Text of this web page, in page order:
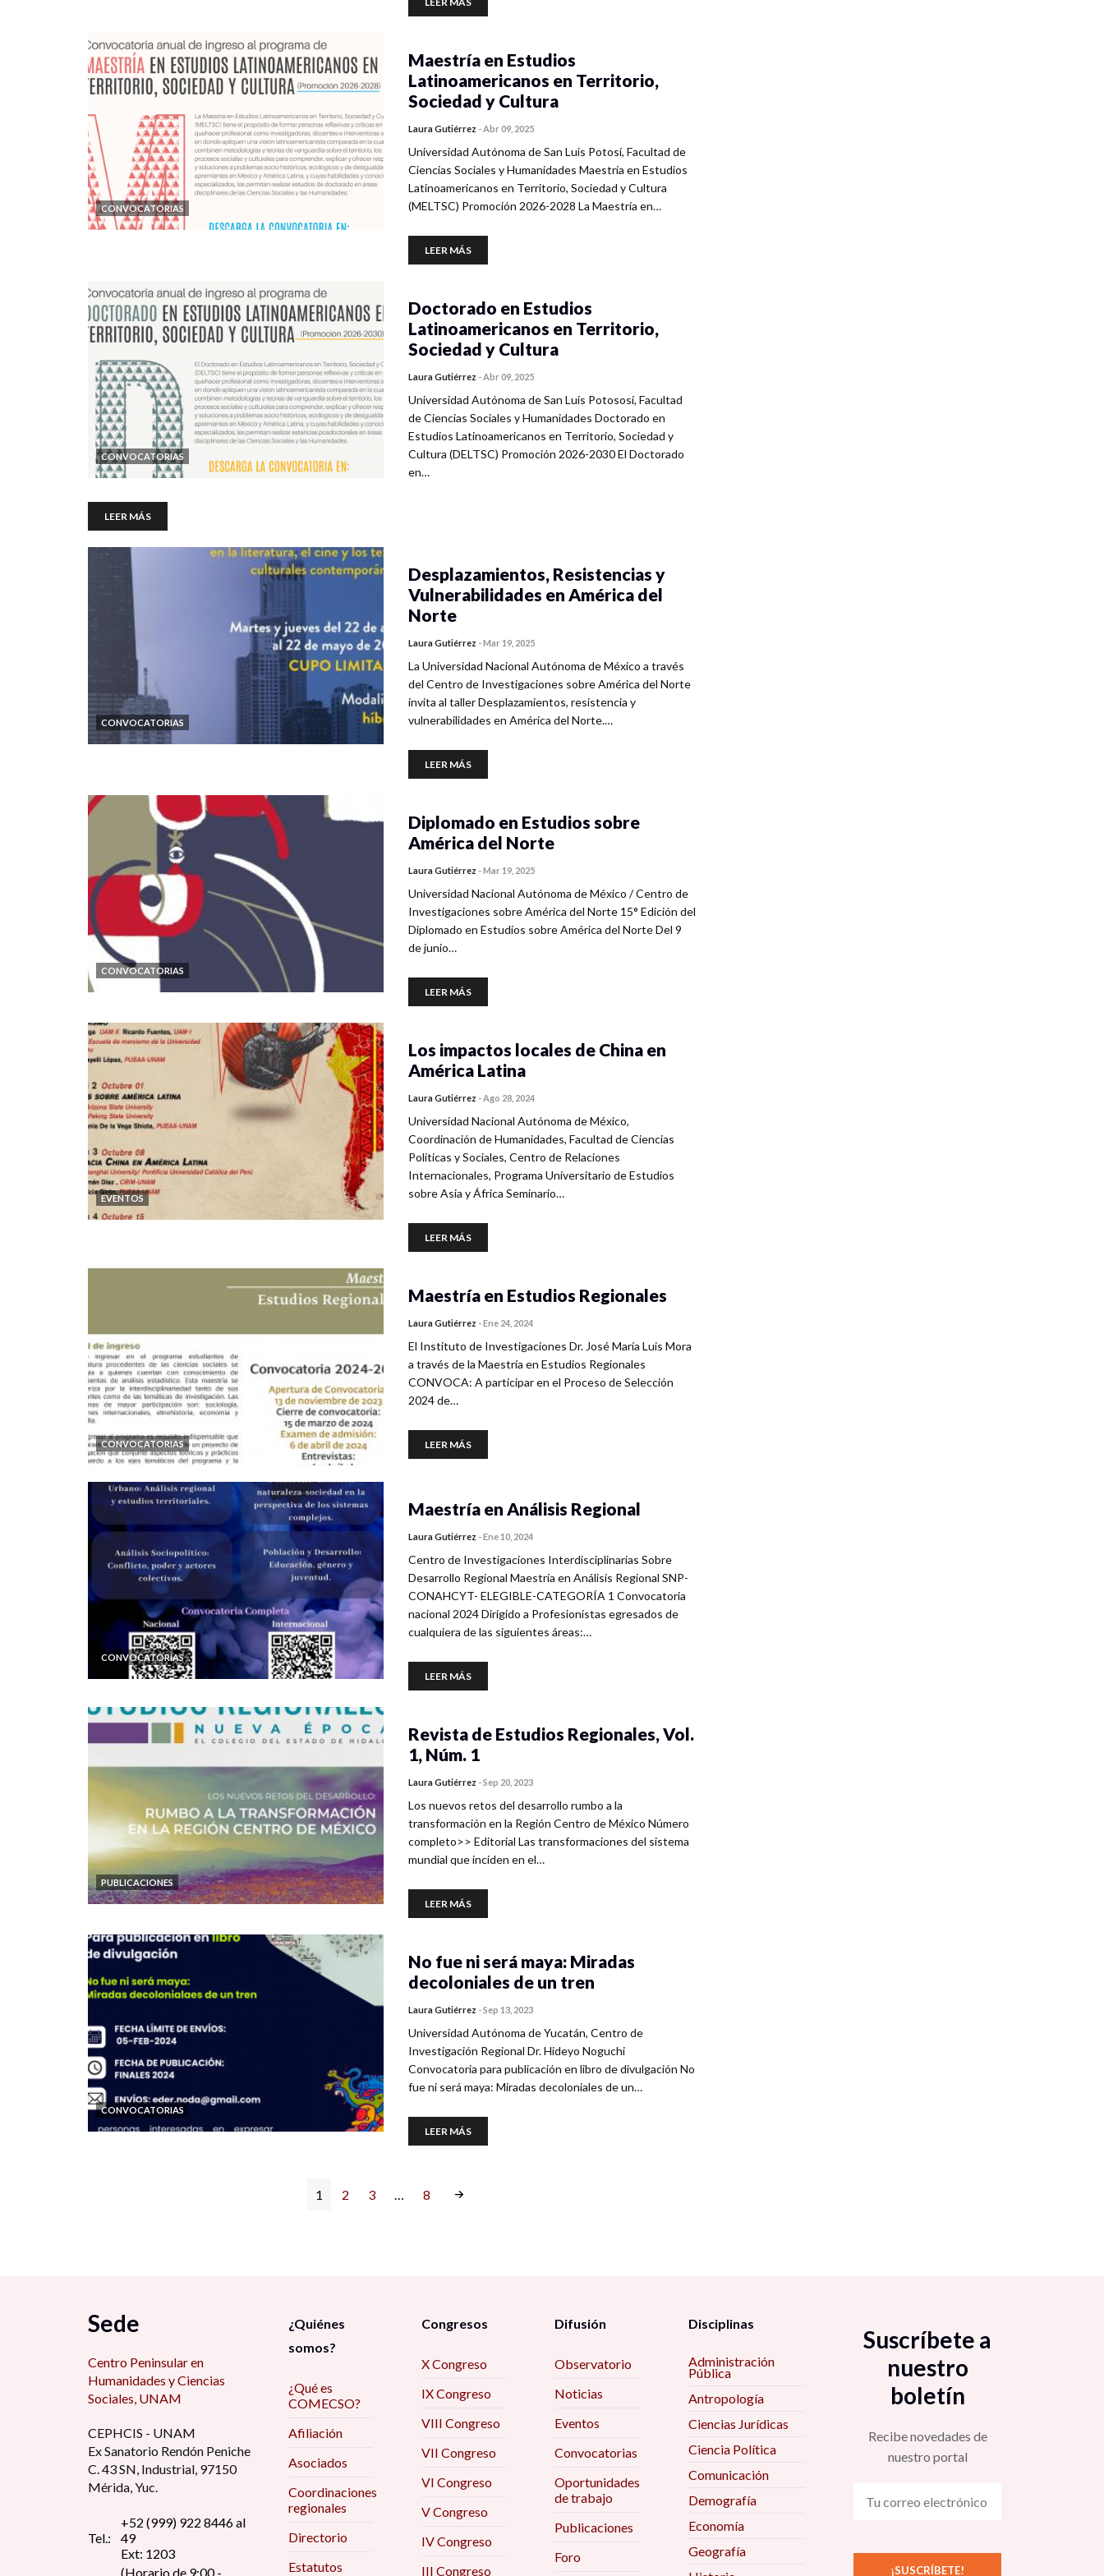
CONVOCATORIAS
Maestría en Estudios
Latinoamericanos en Territorio,
Sociedad y Cultura
Laura Gutiérrez -Abr 09, 2025
Universidad Autónoma de San Luis Potosí, Facultad de
Ciencias Sociales y Humanidades Maestría en Estudios
Latinoamericanos en Territorio, Sociedad y Cultura
(MELTSC) Promoción 2026-2028 La Maestría en…
LEER MÁS
CONVOCATORIAS
Doctorado en Estudios
Latinoamericanos en Territorio,
Sociedad y Cultura
Laura Gutiérrez -Abr 09, 2025
Universidad Autónoma de San Luis Potososí, Facultad
de Ciencias Sociales y Humanidades Doctorado en
Estudios Latinoamericanos en Territorio, Sociedad y
Cultura (DELTSC) Promoción 2026-2030 El Doctorado
en…
LEER MÁS
CONVOCATORIAS
Desplazamientos, Resistencias y
Vulnerabilidades en América del
Norte
Laura Gutiérrez -Mar 19, 2025
La Universidad Nacional Autónoma de México a través
del Centro de Investigaciones sobre América del Norte
invita al taller Desplazamientos, resistencia y
vulnerabilidades en América del Norte.…
LEER MÁS
CONVOCATORIAS
Diplomado en Estudios sobre
América del Norte
Laura Gutiérrez -Mar 19, 2025
Universidad Nacional Autónoma de México / Centro de
Investigaciones sobre América del Norte 15° Edición del
Diplomado en Estudios sobre América del Norte Del 9
de junio…
LEER MÁS
EVENTOS
Los impactos locales de China en
América Latina
Laura Gutiérrez -Ago 28, 2024
Universidad Nacional Autónoma de México,
Coordinación de Humanidades, Facultad de Ciencias
Políticas y Sociales, Centro de Relaciones
Internacionales, Programa Universitario de Estudios
sobre Asia y África Seminario…
LEER MÁS
CONVOCATORIAS
Maestría en Estudios Regionales
Laura Gutiérrez -Ene 24, 2024
El Instituto de Investigaciones Dr. José María Luis Mora
a través de la Maestría en Estudios Regionales
CONVOCA: A participar en el Proceso de Selección
2024 de…
LEER MÁS
CONVOCATORIAS
Maestría en Análisis Regional
Laura Gutiérrez -Ene 10, 2024
Centro de Investigaciones Interdisciplinarias Sobre
Desarrollo Regional Maestría en Análisis Regional SNP-
CONAHCYT- ELEGIBLE-CATEGORÍA 1 Convocatoria
nacional 2024 Dirigido a Profesionistas egresados de
cualquiera de las siguientes áreas:…
LEER MÁS
PUBLICACIONES
Revista de Estudios Regionales, Vol.
1, Núm. 1
Laura Gutiérrez -Sep 20, 2023
Los nuevos retos del desarrollo rumbo a la
transformación en la Región Centro de México Número
completo>> Editorial Las transformaciones del sistema
mundial que inciden en el…
LEER MÁS
CONVOCATORIAS
No fue ni será maya: Miradas
decoloniales de un tren
Laura Gutiérrez -Sep 13, 2023
Universidad Autónoma de Yucatán, Centro de
Investigación Regional Dr. Hideyo Noguchi
Convocatoria para publicación en libro de divulgación No
fue ni será maya: Miradas decoloniales de un…
LEER MÁS
1 2 3 … 8
Sede
Centro Peninsular en
Humanidades y Ciencias
Sociales, UNAM
CEPHCIS - UNAM
Ex Sanatorio Rendón Peniche
C. 43 SN, Industrial, 97150
Mérida, Yuc.
Tel.:
+52 (999) 922 8446 al
49
Ext: 1203
(Horario de 9:00 -
¿Quiénes
somos?
¿Qué es
COMECSO?
Afiliación
Asociados
Coordinaciones
regionales
Directorio
Estatutos
Congresos
X Congreso
IX Congreso
VIII Congreso
VII Congreso
VI Congreso
V Congreso
IV Congreso
III Congreso
Difusión
Observatorio
Noticias
Eventos
Convocatorias
Oportunidades
de trabajo
Publicaciones
Foro
Disciplinas
Administración
Pública
Antropología
Ciencias Jurídicas
Ciencia Política
Comunicación
Demografía
Economía
Geografía
Suscríbete a
nuestro
boletín
Recibe novedades de
nuestro portal